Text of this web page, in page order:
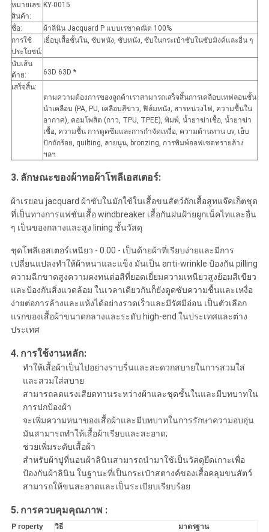
หมายเลข
สินค้า:
KY-0015
ชื่อ:
ผ้าลินิน Jacquard P แบบเรขาคณิต 100%
การใช้
ประโยชน์:
เยื่อบุเสื้อชั้นใน, ซับหนัง, ซับหนัง, ซับในกระเป๋าซับในซับมิงค์และอื่น ๆ
นับเส้น
ด้าย:
63D 63D *
เสร็จสิ้น:
ตามความต้องการของลูกค้าเราสามารถเสร็จสิ้นการเคลือบเทฟลอนชั้น
นำเคลือบ (PA, PU, ​​เคลือบสีขาว, ฟิล์มหนัง, สารหน่วงไฟ, ความชื้นใน
อากาศ), คอมโพสิต (กาว, TPU, TPEE), พิมพ์, น้ำยาฆ่าเชื้อ, น้ำยาฆ่า
เชื้อ, ความชื้น การดูดซึมและการกำจัดเหงื่อ, ความต้านทาน uv, เย็บ
ปักถักร้อย, quilting, ลายนูน, bronzing, การพิมพ์ออฟเซตทรายล้าง
ฯลฯ
3. ลักษณะของผ้าทอผ้าโพลีเอสเตอร์:
ผ้าเรยอน jacquard ผ้าซับในมักใช้ในเสื้อขนสัตว์ถักเสื้อสูทแจ๊คเก็ตชุด
ที่เป็นทางการแฟชั่นเสื้อ windbreaker เสื้อกันฝนฝ้ายผูกเน็คไทและอื่น
ๆ เป็นของกลางและสูง lining ชั้นวัสดุ
ชุดโพลีเอสเตอร์เหนียว - 0.00 - เป็นด้ายผ้าที่เรียบง่ายและมีการ
เปลี่ยนแปลงทำให้ผ้าหนาและแข็ง มันเป็น anti-wrinkle ป้องกัน pilling
ความฉีกขาดสูงความคงทนต่อสีที่ยอดเยี่ยมความเหนียวสูงย้อมสีเขียว
และป้องกันสิ่งแวดล้อม ในเวลาเดียวกันก็ยังดูดซับความชื้นและเหงื่อ
ง่ายต่อการล้างและแห้งได้อย่างรวดเร็วและมีรัศมีอ่อน เป็นตัวเลือก
แรกของเสื้อผ้าขนาดกลางและระดับ high-end ในประเทศและต่าง
ประเทศ
4. การใช้งานหลัก:
ทำให้เสื้อผ้าเป็นไปอย่างราบรื่นและสะดวกสบายในการสวมใส่
และสวมใส่สบาย
สามารถลดแรงเสียดทานระหว่างผ้าและชุดชั้นในและมีบทบาทใน
การปกป้องผ้า
จะเพิ่มความหนาของเสื้อผ้าและมีบทบาทในการรักษาความอบอุ่น
มันสามารถทำให้เสื้อผ้าเรียบและสะอาด;
ช่วยเพิ่มระดับเสื้อผ้า
สำหรับผ้าปูที่นอนผ้าลินินสามารถนำมาใช้เป็นวัสดุยึดเกาะเพื่อ
ป้องกันผ้าลินิน ในฐานะที่เป็นกระเป๋าสตางค์ของเสื้อคลุมขนสัตว์
สามารถให้ขนสะอาดและเป็นระเบียบเรียบร้อย
5. การควบคุมคุณภาพ :
P roperty วิธี มาตรฐาน